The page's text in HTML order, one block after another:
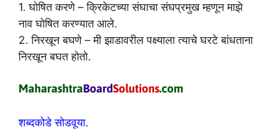
1. घोषित करणे – क्रिकेटच्या संघाचा संघप्रमुख म्हणून माझे
नाव घोषित करण्यात आले.
2. निरखून बघणे – मी झाडावरील पक्ष्याला त्याचे घरटे बांधताना
निरखून बघत होतो.
शब्दकोडे सोडवूया.